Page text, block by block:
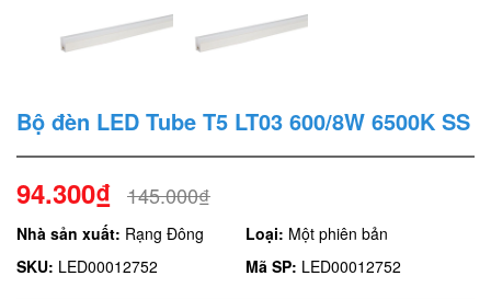
Bộ đèn LED Tube T5 LT03 600/8W 6500K SS
94.300₫ 145.000₫
Nhà sản xuất: Rạng Đông Loại: Một phiên bản
SKU: LED00012752 Mã SP: LED00012752